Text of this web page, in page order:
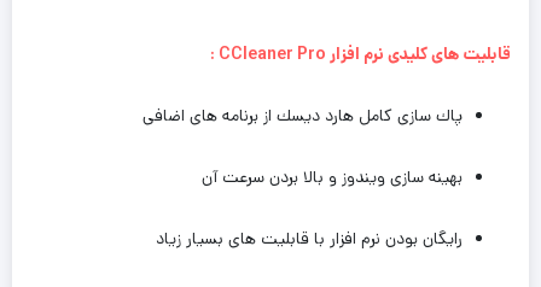
قابلیت های کلیدی نرم افزار CCleaner Pro
:
پاك سازی كامل هارد دیسك از برنامه های اضافی
بهینه سازی ویندوز و بالا بردن سرعت آن
رایگان بودن نرم افزار با قابلیت های بسیار زیاد